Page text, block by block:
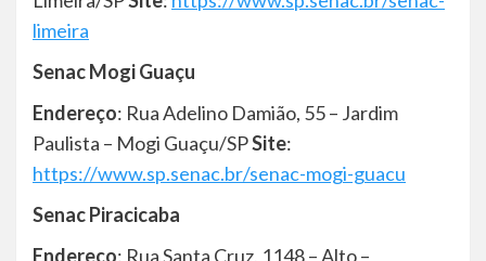
limeira
Senac Mogi Guaçu
Endereço: Rua Adelino Damião, 55 – Jardim
Paulista – Mogi Guaçu/SPSite:
https://www.sp.senac.br/senac-mogi-guacu
Senac Piracicaba
Endereço: Rua Santa Cruz, 1148 – Alto –